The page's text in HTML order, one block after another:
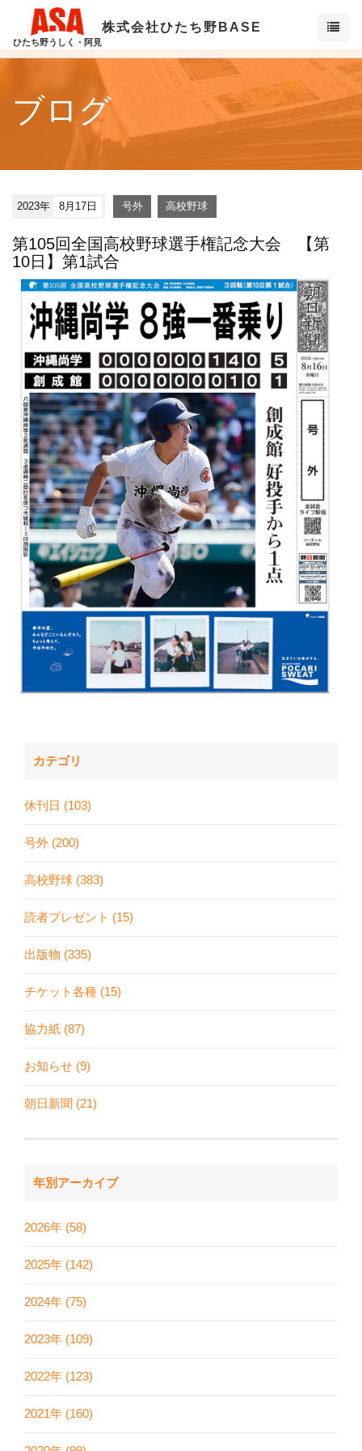
ひたち野うしく・阿見
株式会社ひたち野BASE
ブログ
2023年 8月17日 号外 高校野球
第105回全国高校野球選手権記念大会 【第
10日】第1試合
カテゴリ
休刊日 (103)
号外 (200)
高校野球 (383)
読者プレゼント (15)
出版物 (335)
チケット各種 (15)
協力紙 (87)
お知らせ (9)
朝日新聞 (21)
年別アーカイブ
2026年 (58)
2025年 (142)
2024年 (75)
2023年 (109)
2022年 (123)
2021年 (160)